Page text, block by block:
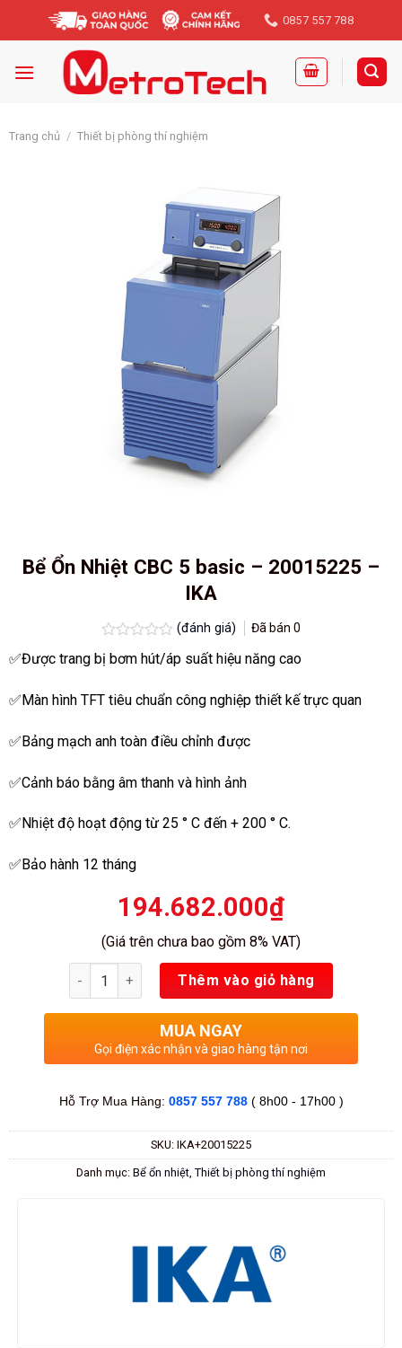
0857 557 788
Trang chủ / Thiết bị phòng thí nghiệm
Bể Ổn Nhiệt CBC 5 basic – 20015225 –
IKA
Được
xếp
0.0
5
(đánh giá) Đã bán0
✅Được trang bị bơm hút/áp suất hiệu năng cao
✅Màn hình TFT tiêu chuẩn công nghiệp thiết kế trực quan
✅Bảng mạch anh toàn điều chỉnh được
✅Cảnh báo bằng âm thanh và hình ảnh
✅Nhiệt độ hoạt động từ 25 ° C đến + 200 ° C.
✅Bảo hành 12 tháng
194.682.000₫
(Giá trên chưa bao gồm 8% VAT)
Số lượng Thêm vào giỏ hàng
MUA NGAY
Gọi điện xác nhận và giao hàng tận nơi
Hỗ Trợ Mua Hàng: 0857 557 788 ( 8h00 - 17h00 )
SKU: IKA+20015225
Danh mục: Bể ổn nhiệt Thiết bị phòng thí nghiệm